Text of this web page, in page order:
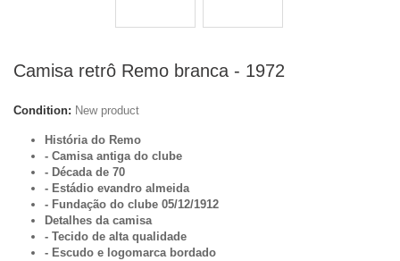
Camisa retrô Remo branca - 1972
Condition: New product
História do Remo
- Camisa antiga do clube
- Década de 70
- Estádio evandro almeida
- Fundação do clube 05/12/1912
Detalhes da camisa
- Tecido de alta qualidade
- Escudo e logomarca bordado